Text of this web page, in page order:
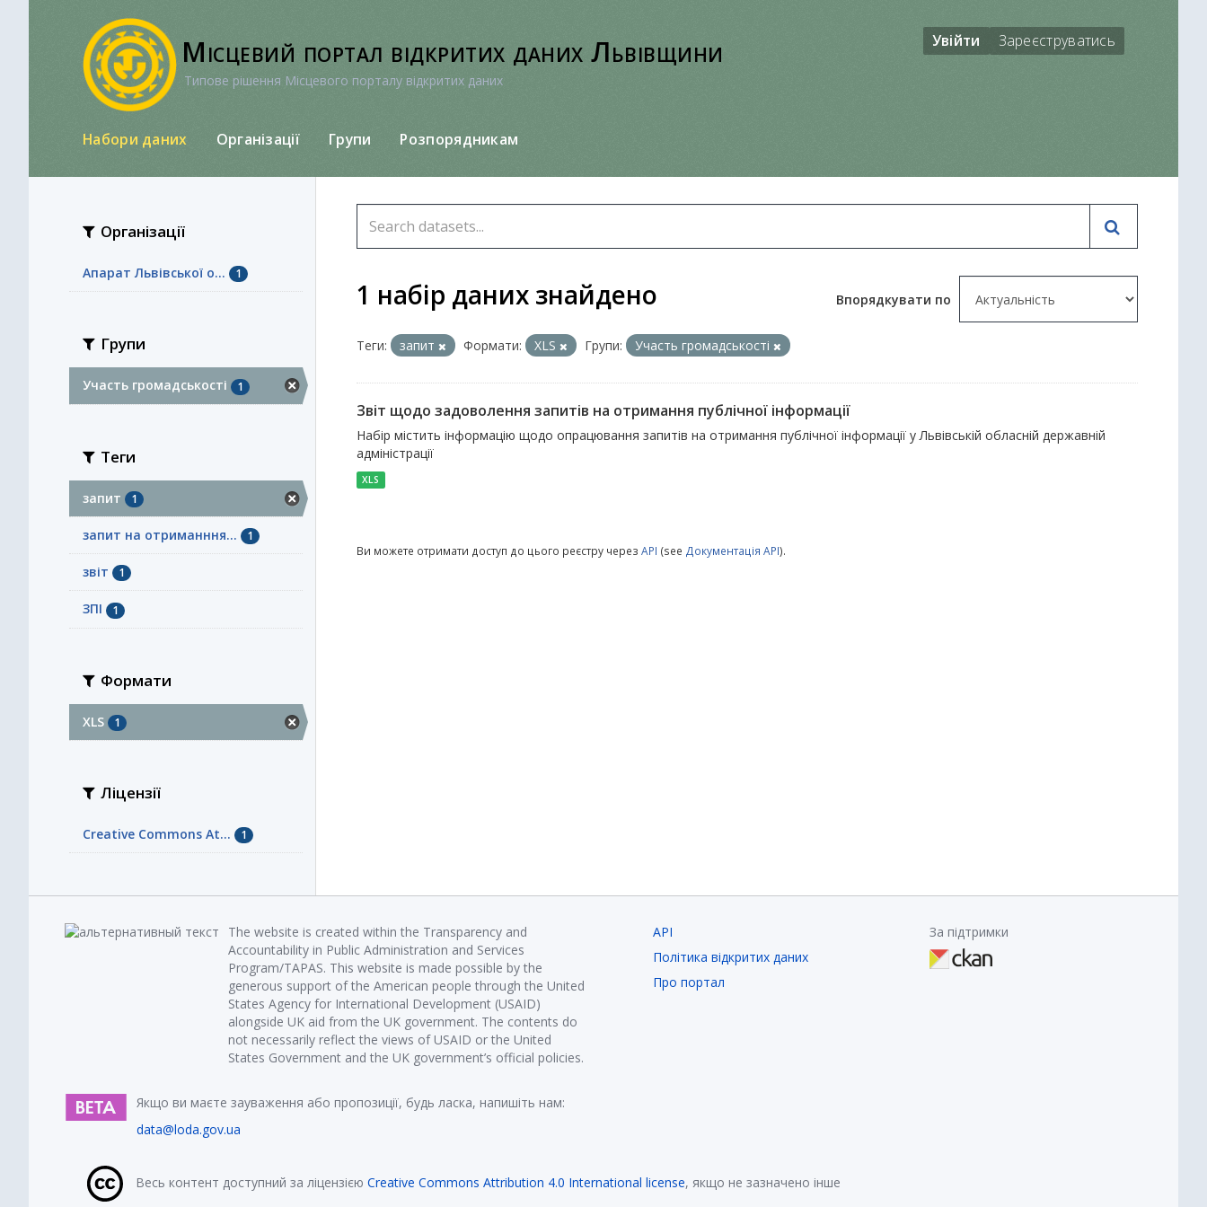
Місцевий портал відкритих даних Львівщини
Типове рішення Місцевого порталу відкритих даних
Увійти Зареєструватись
Набори даних Організації Групи Розпорядникам
Організації
Апарат Львівської о... 1
Групи
Участь громадськості 1
Теги
запит 1
запит на отриманння... 1
звіт 1
ЗПІ 1
Формати
XLS 1
Ліцензії
Creative Commons At... 1
Впорядкувати по
1 набір даних знайдено
Теги: запит Формати: XLS Групи: Участь громадськості
Звіт щодо задоволення запитів на отримання публічної інформації
Набір містить інформацію щодо опрацювання запитів на отримання публічної інформації у Львівській обласній державній
адміністрації
XLS
Ви можете отримати доступ до цього реєстру через API (see Документація API).
The website is created within the Transparency and
Accountability in Public Administration and Services
Program/TAPAS. This website is made possible by the
generous support of the American people through the United
States Agency for International Development (USAID)
alongside UK aid from the UK government. The contents do
not necessarily reflect the views of USAID or the United
States Government and the UK government’s official policies.
Якщо ви маєте зауваження або пропозиції, будь ласка, напишіть нам:
data@loda.gov.ua
API
Політика відкритих даних
Про портал
За підтримки
Весь контент доступний за ліцензією Creative Commons Attribution 4.0 International license, якщо не зазначено інше